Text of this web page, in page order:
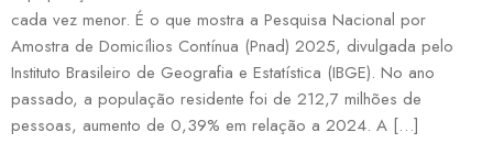
cada vez menor. É o que mostra a Pesquisa Nacional por
Amostra de Domicílios Contínua (Pnad) 2025, divulgada pelo
Instituto Brasileiro de Geografia e Estatística (IBGE). No ano
passado, a população residente foi de 212,7 milhões de
pessoas, aumento de 0,39% em relação a 2024. A […]